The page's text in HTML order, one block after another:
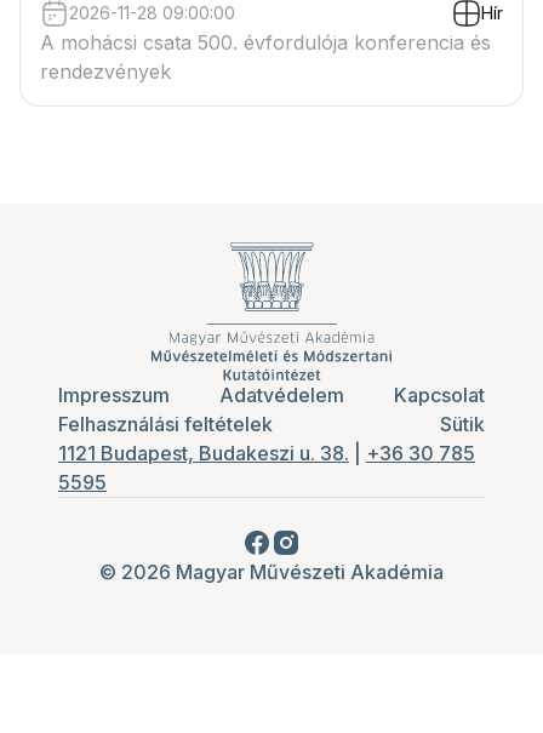
2026-11-28 09:00:00 Hír
A mohácsi csata 500. évfordulója konferencia és
rendezvények
Impresszum Adatvédelem
Kapcsolat
Felhasználási feltételek
Sütik
1121 Budapest, Budakeszi u. 38.
+36 30 785
5595
© 2026 Magyar Művészeti Akadémia